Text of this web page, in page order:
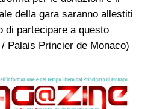
della gara saranno allestiti
di partecipare a questo
Palais Princier de Monaco)